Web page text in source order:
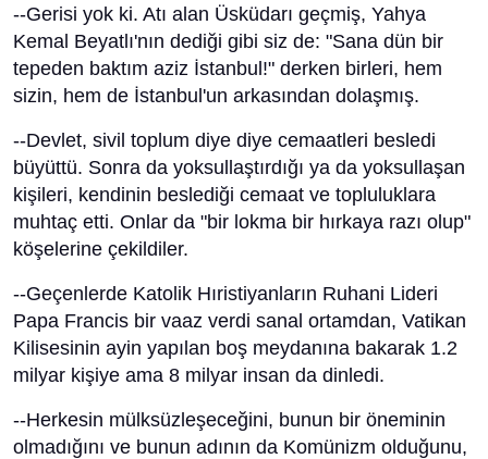
--Gerisi yok ki. Atı alan Üsküdarı geçmiş, Yahya
Kemal Beyatlı'nın dediği gibi siz de: "Sana dün bir
tepeden baktım aziz İstanbul!" derken birleri, hem
sizin, hem de İstanbul'un arkasından dolaşmış.
--Devlet, sivil toplum diye diye cemaatleri besledi
büyüttü. Sonra da yoksullaştırdığı ya da yoksullaşan
kişileri, kendinin beslediği cemaat ve topluluklara
muhtaç etti. Onlar da "bir lokma bir hırkaya razı olup"
köşelerine çekildiler.
--Geçenlerde Katolik Hıristiyanların Ruhani Lideri
Papa Francis bir vaaz verdi sanal ortamdan, Vatikan
Kilisesinin ayin yapılan boş meydanına bakarak 1.2
milyar kişiye ama 8 milyar insan da dinledi.
--Herkesin mülksüzleşeceğini, bunun bir öneminin
olmadığını ve bunun adının da Komünizm olduğunu,